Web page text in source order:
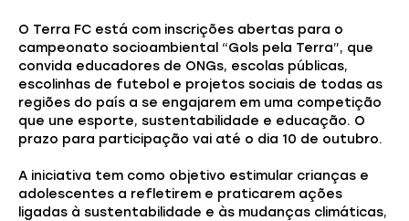
O Terra FC está com inscrições abertas para o
campeonato socioambiental “Gols pela Terra”, que
convida educadores de ONGs, escolas públicas,
escolinhas de futebol e projetos sociais de todas as
regiões do país a se engajarem em uma competição
que une esporte, sustentabilidade e educação. O
prazo para participação vai até o dia 10 de outubro.
A iniciativa tem como objetivo estimular crianças e
adolescentes a refletirem e praticarem ações
ligadas à sustentabilidade e às mudanças climáticas,